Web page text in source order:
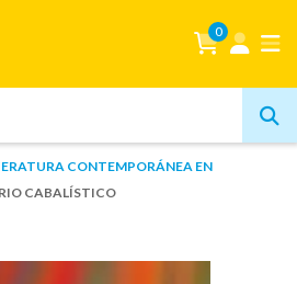
0
CONTEMPORÁNEA EN
CABALÍSTICO